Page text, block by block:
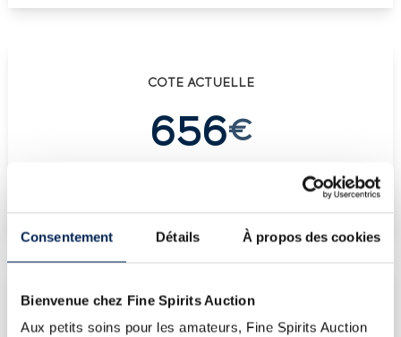
Consentement Détails À propos des cookies
Bienvenue chez Fine Spirits Auction
Aux petits soins pour les amateurs, Fine Spirits Auction
COTE ACTUELLE
656€
LES DERNIÈRES ADJUDICATIONS
17/07/2026
655€